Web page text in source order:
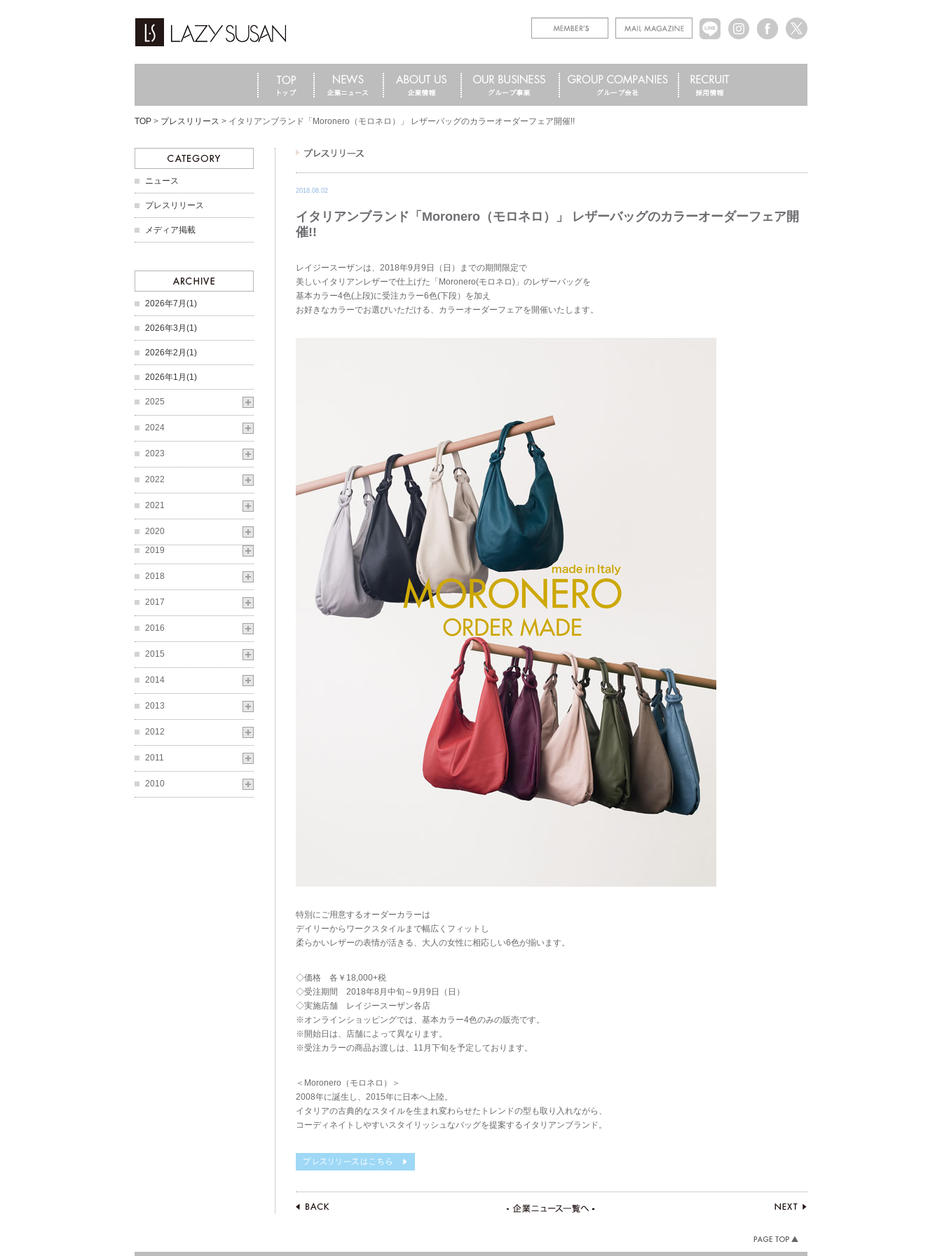
TOP > プレスリリース > イタリアンブランド「Moronero（モロネロ）」 レザーバッグのカラーオーダーフェア開催!!
ニュース
プレスリリース
メディア掲載
2026年7月(1)
2026年3月(1)
2026年2月(1)
2026年1月(1)
2025
2024
2023
2022
2021
2020
2019
2018
2017
2016
2015
2014
2013
2012
2011
2010
2018.08.02
イタリアンブランド「Moronero（モロネロ）」 レザーバッグのカラーオーダーフェア開
催!!
レイジースーザンは、2018年9月9日（日）までの期間限定で
美しいイタリアンレザーで仕上げた「Moronero(モロネロ)」のレザーバッグを
基本カラー4色(上段)に受注カラー6色(下段）を加え
お好きなカラーでお選びいただける、カラーオーダーフェアを開催いたします。
特別にご用意するオーダーカラーは
デイリーからワークスタイルまで幅広くフィットし
柔らかいレザーの表情が活きる、大人の女性に相応しい6色が揃います。
◇価格 各￥18,000+税
◇受注期間 2018年8月中旬～9月9日（日）
◇実施店舗 レイジースーザン各店
※オンラインショッピングでは、基本カラー4色のみの販売です。
※開始日は、店舗によって異なります。
※受注カラーの商品お渡しは、11月下旬を予定しております。
＜Moronero（モロネロ）＞
2008年に誕生し、2015年に日本へ上陸。
イタリアの古典的なスタイルを生まれ変わらせたトレンドの型も取り入れながら、
コーディネイトしやすいスタイリッシュなバッグを提案するイタリアンブランド。